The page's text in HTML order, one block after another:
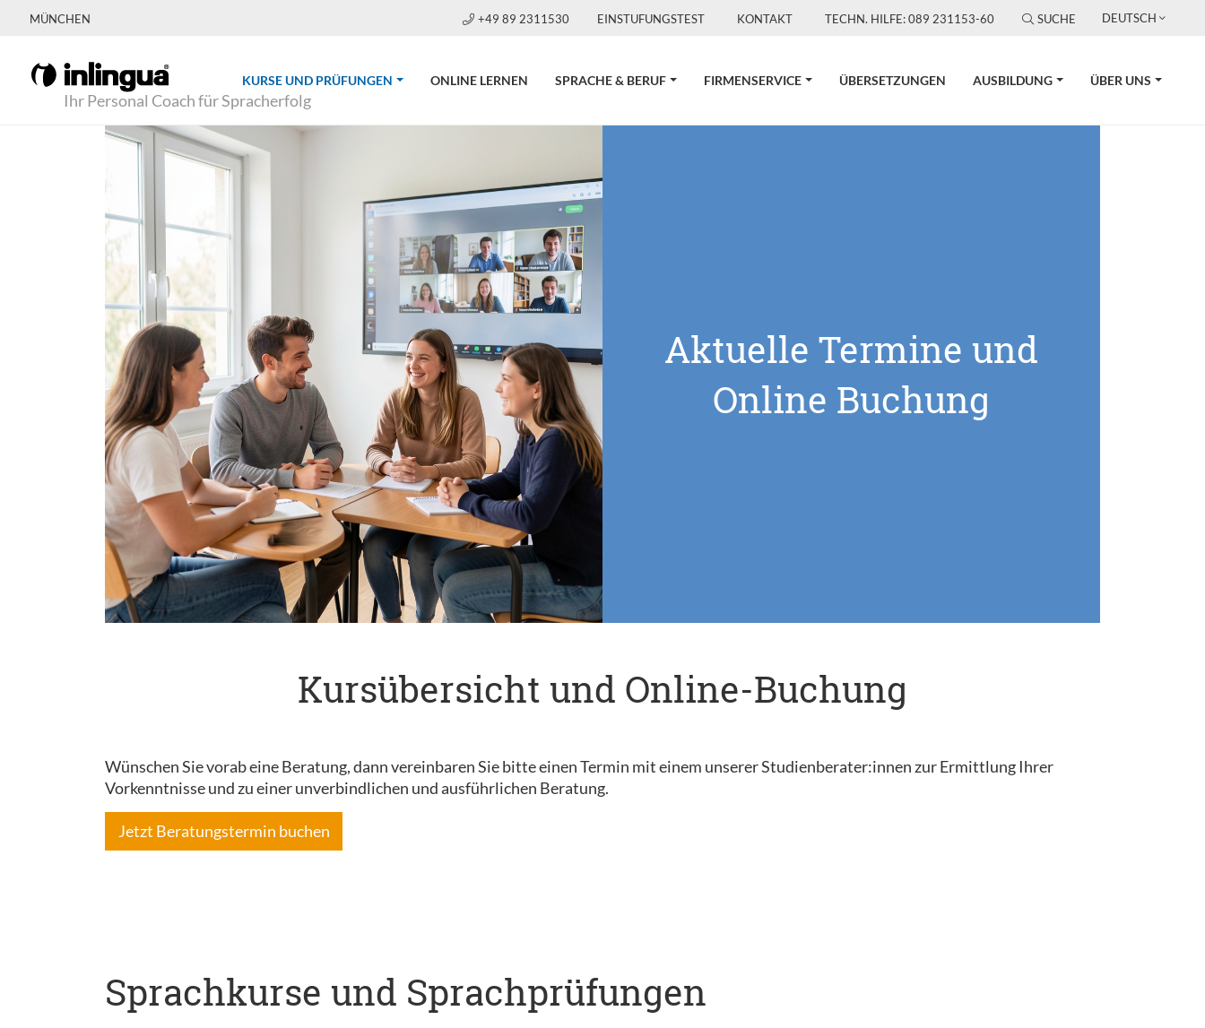
MÜNCHEN +49 89 2311530 EINSTUFUNGSTEST KONTAKT TECHN. HILFE: 089 231153-60 SUCHE DEUTSCH
Ihr Personal Coach für Spracherfolg
KURSE UND PRÜFUNGEN (CURRENT)ONLINE LERNEN SPRACHE & BERUF FIRMENSERVICE ÜBERSETZUNGEN AUSBILDUNG ÜBER UNS
Aktuelle Termine und
Online Buchung
Kursübersicht und Online-Buchung
Wünschen Sie vorab eine Beratung, dann vereinbaren Sie bitte einen Termin mit einem unserer Studienberater:innen zur Ermittlung Ihrer
Vorkenntnisse und zu einer unverbindlichen und ausführlichen Beratung.
Jetzt Beratungstermin buchen
Sprachkurse und Sprachprüfungen